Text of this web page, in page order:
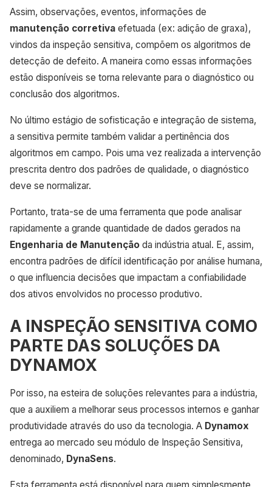
Assim, observações, eventos, informações de
manutenção corretiva efetuada (ex: adição de graxa),
vindos da inspeção sensitiva, compõem os algoritmos de
detecção de defeito. A maneira como essas informações
estão disponíveis se torna relevante para o diagnóstico ou
conclusão dos algoritmos.
No último estágio de sofisticação e integração de sistema,
a sensitiva permite também validar a pertinência dos
algoritmos em campo. Pois uma vez realizada a intervenção
prescrita dentro dos padrões de qualidade, o diagnóstico
deve se normalizar.
Portanto, trata-se de uma ferramenta que pode analisar
rapidamente a grande quantidade de dados gerados na
Engenharia de Manutenção da indústria atual. E, assim,
encontra padrões de difícil identificação por análise humana,
o que influencia decisões que impactam a confiabilidade
dos ativos envolvidos no processo produtivo.
A INSPEÇÃO SENSITIVA COMO
PARTE DAS SOLUÇÕES DA
DYNAMOX
Por isso, na esteira de soluções relevantes para a indústria,
que a auxiliem a melhorar seus processos internos e ganhar
produtividade através do uso da tecnologia. A Dynamox
entrega ao mercado seu módulo de Inspeção Sensitiva,
denominado, DynaSens.